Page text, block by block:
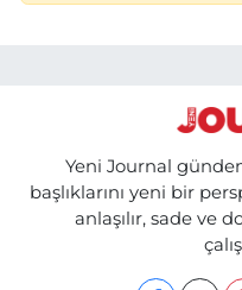
Yeni Journal
başlıklarını yeni bir
anlaşılır, sade ve